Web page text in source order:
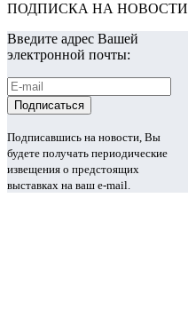
ПОДПИСКА НА НОВОСТИ
Введите адрес Вашей
электронной почты:
Подписавшись на новости, Вы
будете получать периодические
извещения о предстоящих
выставках на ваш e-mail.